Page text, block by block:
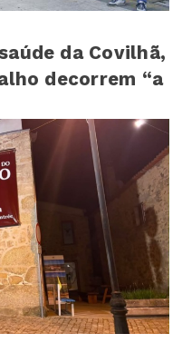
da Covilhã,
decorrem “a